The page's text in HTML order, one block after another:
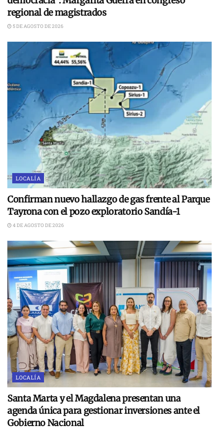
regional de magistrados
5 DE AGOSTO DE 2026
LOCALÍA
Confirman nuevo hallazgo de gas frente al Parque
Tayrona con el pozo exploratorio Sandía-1
4 DE AGOSTO DE 2026
LOCALÍA
Santa Marta y el Magdalena presentan una
agenda única para gestionar inversiones ante el
Gobierno Nacional